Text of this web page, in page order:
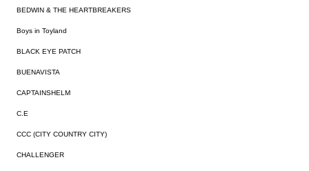
BEDWIN & THE HEARTBREAKERS
Boys in Toyland
BLACK EYE PATCH
BUENAVISTA
CAPTAINSHELM
C.E
CCC (CITY COUNTRY CITY)
CHALLENGER